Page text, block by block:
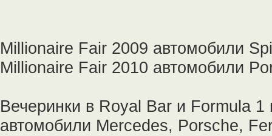
Millionaire Fair 2009 автомобили
Millionaire Fair 2010 автомобили
Вечеринки в Royal Bar и Formula
автомобили Mercedes, Porsche,